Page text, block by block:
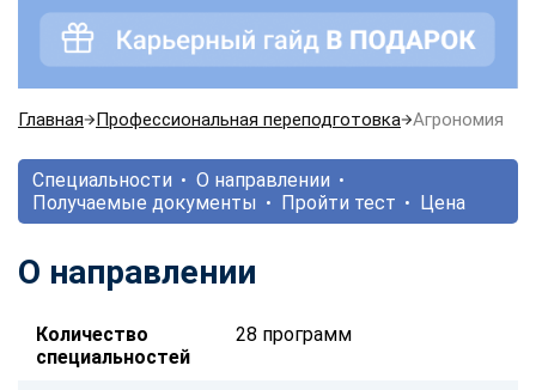
Главная Профессиональная переподготовка Агрономия
Специальности
О направлении
Получаемые документы
Пройти тест Цена
О направлении
Количество
специальностей
28 программ